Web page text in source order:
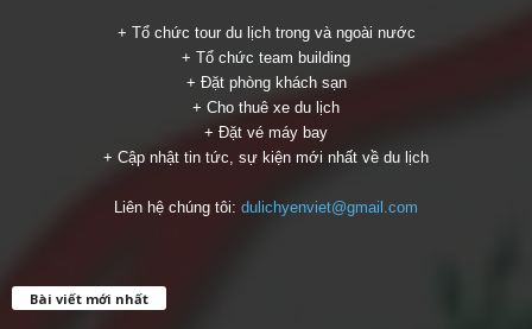
+ Tổ chức tour du lịch trong và ngoài nước
+ Tổ chức team building
+ Đặt phòng khách sạn
+ Cho thuê xe du lịch
+ Đặt vé máy bay
+ Cập nhật tin tức, sự kiện mới nhất về du lịch
Liên hệ chúng tôi: dulichyenviet@gmail.com
Bài viết mới nhất